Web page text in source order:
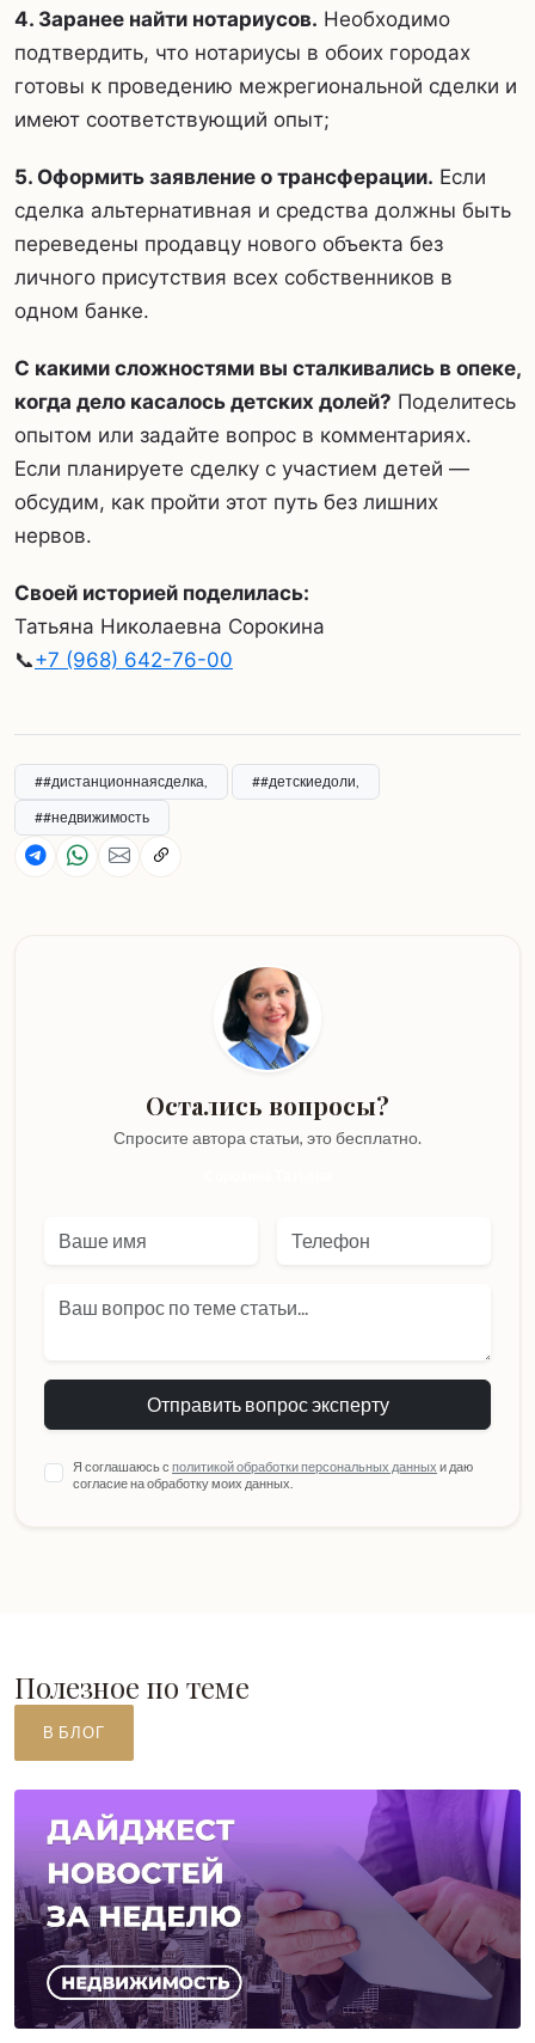
4. Заранее найти нотариусов. Необходимо
подтвердить, что нотариусы в обоих городах
готовы к проведению межрегиональной сделки и
имеют соответствующий опыт;
5. Оформить заявление о трансферации. Если
сделка альтернативная и средства должны быть
переведены продавцу нового объекта без
личного присутствия всех собственников в
одном банке.
С какими сложностями вы сталкивались в опеке,
когда дело касалось детских долей? Поделитесь
опытом или задайте вопрос в комментариях.
Если планируете сделку с участием детей —
обсудим, как пройти этот путь без лишних
нервов.
Своей историей поделилась:
Татьяна Николаевна Сорокина
📞+7 (968) 642-76-00
##дистанционнаясделка,
##детскиедоли,
##недвижимость
Остались вопросы?
Спросите автора статьи, это бесплатно.
Отправить вопрос эксперту
Я соглашаюсь с политикой обработки персональных данных и даю
согласие на обработку моих данных.
Полезное по теме
В БЛОГ